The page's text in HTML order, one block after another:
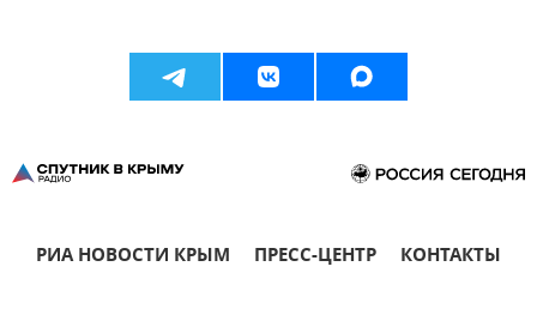
РИА НОВОСТИ КРЫМ ПРЕСС-ЦЕНТР КОНТАКТЫ